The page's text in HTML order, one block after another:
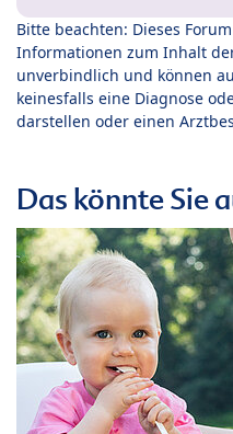
Bitte beachten: Dieses
Informationen zum Inhalt
unverbindlich und können
keinesfalls eine Diagnose
darstellen oder einen
Das könnte Sie